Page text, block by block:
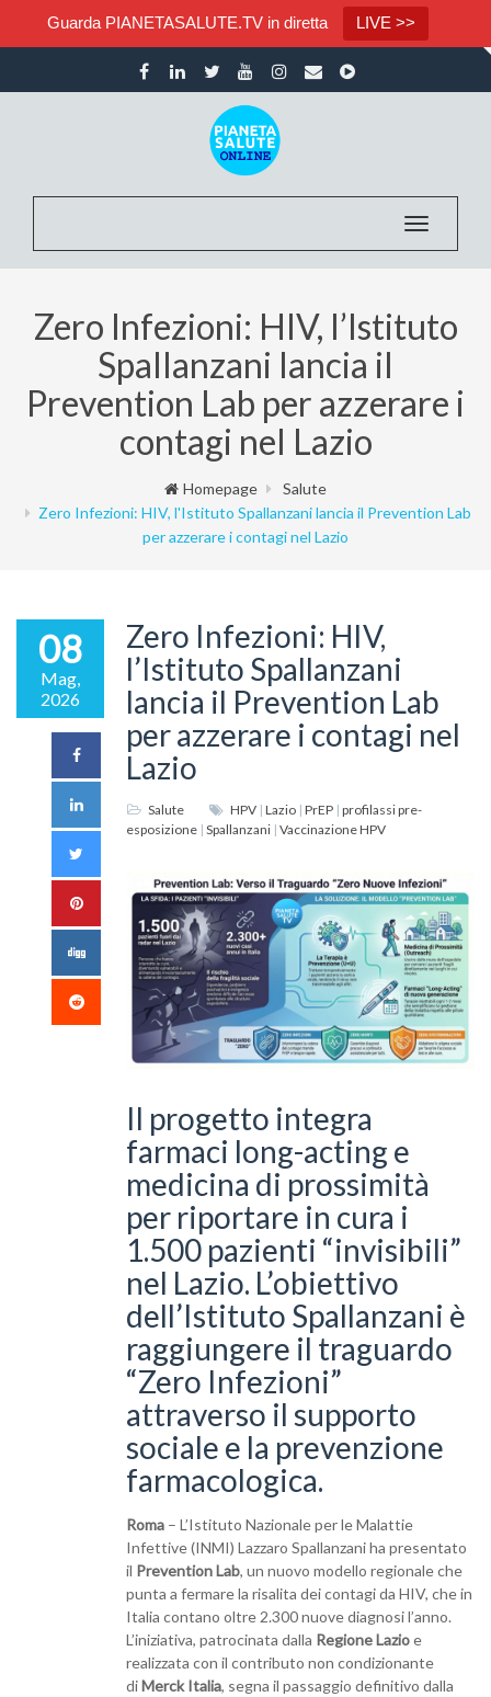
Guarda PIANETASALUTE.TV in diretta LIVE >>
Toggle
Zero Infezioni: HIV, l’Istituto
Spallanzani lancia il
Prevention Lab per azzerare i
contagi nel Lazio
Homepage
Salute
Zero Infezioni: HIV, l'Istituto Spallanzani lancia il Prevention Lab
per azzerare i contagi nel Lazio
08
Mag,
2026
Zero Infezioni: HIV,
l’Istituto Spallanzani
lancia il Prevention Lab
per azzerare i contagi nel
Lazio
Salute HPV | Lazio | PrEP | profilassi pre-
esposizione | Spallanzani | Vaccinazione HPV
Il progetto integra
farmaci long-acting e
medicina di prossimità
per riportare in cura i
1.500 pazienti “invisibili”
nel Lazio. L’obiettivo
dell’Istituto Spallanzani è
raggiungere il traguardo
“Zero Infezioni”
attraverso il supporto
sociale e la prevenzione
farmacologica.
Roma – L’Istituto Nazionale per le Malattie
Infettive (INMI) Lazzaro Spallanzani ha presentato
il Prevention Lab, un nuovo modello regionale che
punta a fermare la risalita dei contagi da HIV, che in
Italia contano oltre 2.300 nuove diagnosi l’anno.
L’iniziativa, patrocinata dalla Regione Lazioe
realizzata con il contributo non condizionante
diMerck Italia, segna il passaggio definitivo dalla